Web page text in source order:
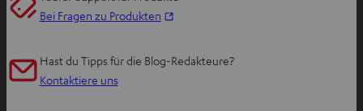
Bei Fragen zu Produkten
Hast du Tipps für die Blog-Redakteure?
Kontaktiere uns